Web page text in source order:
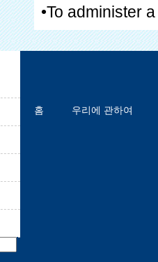
•To administer
홈 우리에 관하여